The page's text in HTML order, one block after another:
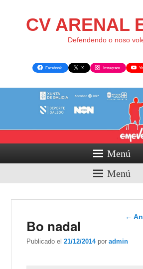
CV ARENAL
Defendendo o noso
Facebook X Instagram
Menú
Menú
←
Bo nadal
Publicado el21/12/2014 poradmin